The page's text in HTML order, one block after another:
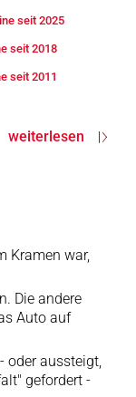
seit 2025
seit 2018
seit 2011
weiterlesen
Kramen war,
Die andere
Auto auf
oder aussteigt,
gefordert -